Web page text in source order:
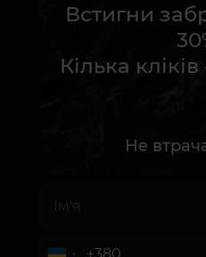
Встигни
Кілька
Не